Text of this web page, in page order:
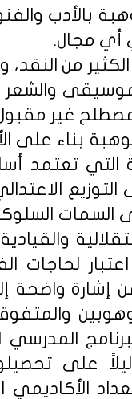
بالأدب
أي مجال.
من
والشعر
غير مقبول
بناء على
التي تعتمد
السمات
لحاجات
إشارة واضحة
المدرسي
على
الأكاديمي